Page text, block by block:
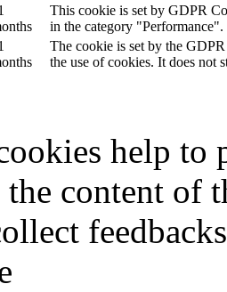
This cookie is set by GDPR
in the category "Performance".
The cookie is set by the
the use of cookies. It does not
help to
content of